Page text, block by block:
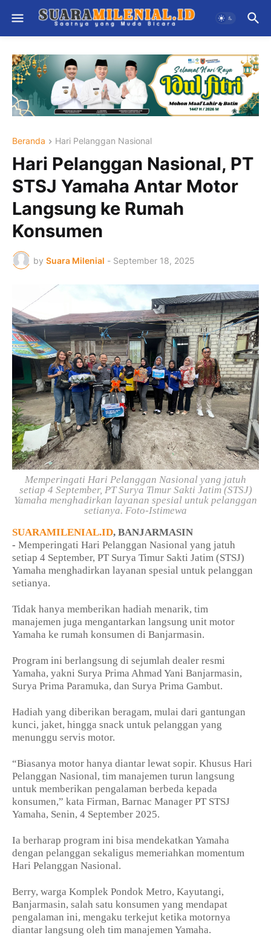
Beranda Hari Pelanggan Nasional
Hari Pelanggan Nasional, PT
STSJ Yamaha Antar Motor
Langsung ke Rumah
Konsumen
by Suara Milenial - September 18, 2025
Memperingati Hari Pelanggan Nasional yang jatuh
setiap 4 September, PT Surya Timur Sakti Jatim (STSJ)
Yamaha menghadirkan layanan spesial untuk pelanggan
setianya. Foto-Istimewa
SUARAMILENIAL.ID, BANJARMASIN
- Memperingati Hari Pelanggan Nasional yang jatuh
setiap 4 September, PT Surya Timur Sakti Jatim (STSJ)
Yamaha menghadirkan layanan spesial untuk pelanggan
setianya.
Tidak hanya memberikan hadiah menarik, tim
manajemen juga mengantarkan langsung unit motor
Yamaha ke rumah konsumen di Banjarmasin.
Program ini berlangsung di sejumlah dealer resmi
Yamaha, yakni Surya Prima Ahmad Yani Banjarmasin,
Surya Prima Paramuka, dan Surya Prima Gambut.
Hadiah yang diberikan beragam, mulai dari gantungan
kunci, jaket, hingga snack untuk pelanggan yang
menunggu servis motor.
“Biasanya motor hanya diantar lewat sopir. Khusus Hari
Pelanggan Nasional, tim manajemen turun langsung
untuk memberikan pengalaman berbeda kepada
konsumen,” kata Firman, Barnac Manager PT STSJ
Yamaha, Senin, 4 September 2025.
Ia berharap program ini bisa mendekatkan Yamaha
dengan pelanggan sekaligus memeriahkan momentum
Hari Pelanggan Nasional.
Berry, warga Komplek Pondok Metro, Kayutangi,
Banjarmasin, salah satu konsumen yang mendapat
pengalaman ini, mengaku terkejut ketika motornya
diantar langsung oleh tim manajemen Yamaha.